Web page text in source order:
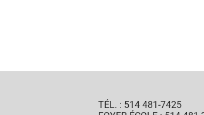
TÉL. : 514 481-7425